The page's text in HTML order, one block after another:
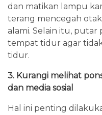
dan matikan lampu
terang mencegah
alami. Selain itu, putar
tempat tidur agar
tidur.
3. Kurangi melihat
dan media sosial
Hal ini penting